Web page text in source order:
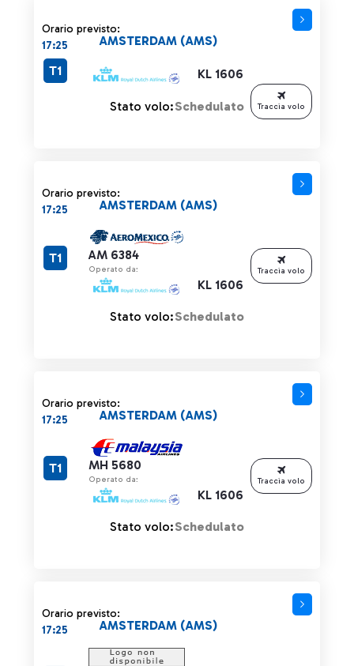
Orario previsto:
17:25
KL 1606
AMSTERDAM (AMS)
T1
Stato volo:Schedulato Traccia volo
Orario previsto:
17:25
AM 6384
Operato da:
KL 1606
AMSTERDAM (AMS)
T1
Stato volo:Schedulato
Traccia volo
Orario previsto:
17:25
MH 5680
Operato da:
KL 1606
AMSTERDAM (AMS)
T1
Stato volo:Schedulato
Traccia volo
Orario previsto:
17:25
AMSTERDAM (AMS)